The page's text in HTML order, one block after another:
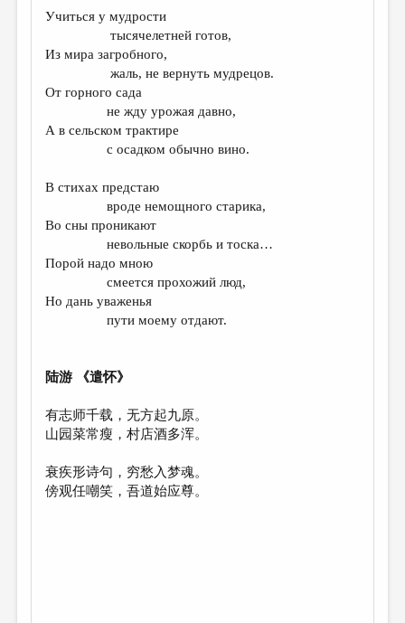
НОВОСТИ
ПРАВИЛА САЙТА
ОТДЕЛЫ И РУБРИКИ
ИЗБРАННОЕ
ПРОИЗВЕДЕНИЯ
ПЕРЕВОДЫ
ДЕТСКАЯ КОМНАТА
КНИЖНАЯ ПОЛКА
СТРАНИЦЫ ПАМЯТИ
ОБЪЯВЛЕНИЯ
РЕДКОЛЛЕГИЯ
Учиться у мудрости
тысячелетней готов,
Из мира загробного,
жаль, не вернуть мудрецов.
От горного сада
не жду урожая давно,
А в сельском трактире
с осадком обычно вино.
В стихах предстаю
вроде немощного старика,
Во сны проникают
невольные скорбь и тоска…
Порой надо мною
смеется прохожий люд,
Но дань уваженья
пути моему отдают.
陆游 《遣怀》
有志师千载，无方起九原。
山园菜常瘦，村店酒多浑。
衰疾形诗句，穷愁入梦魂。
傍观任嘲笑，吾道始应尊。